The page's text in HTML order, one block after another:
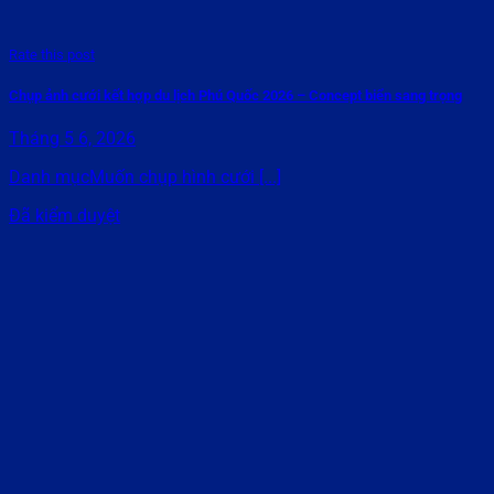
Rate this post
Chụp ảnh cưới kết hợp du lịch Phú Quốc 2026 – Concept biển sang trọng
Tháng 5 6, 2026
Danh mụcMuốn chụp hình cưới [...]
Đã kiểm duyệt